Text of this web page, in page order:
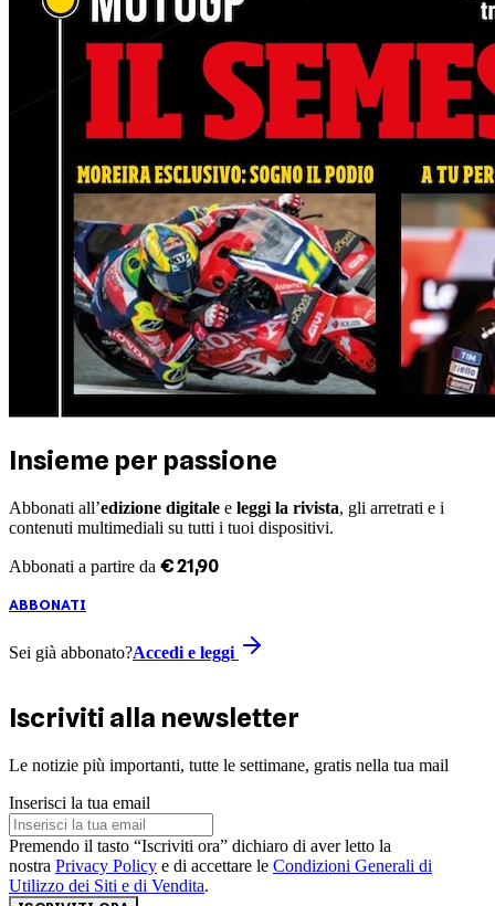
Insieme per passione
Abbonati all’edizione digitale e leggi la rivista, gli arretrati e i
contenuti multimediali su tutti i tuoi dispositivi.
Abbonati a partire da €21,90
ABBONATI
Sei già abbonato?Accedi e leggi
Iscriviti alla newsletter
Le notizie più importanti, tutte le settimane, gratis nella tua mail
Inserisci la tua email
Premendo il tasto “Iscriviti ora” dichiaro di aver letto la
nostra Privacy Policy e di accettare le Condizioni Generali di
Utilizzo dei Siti e di Vendita.